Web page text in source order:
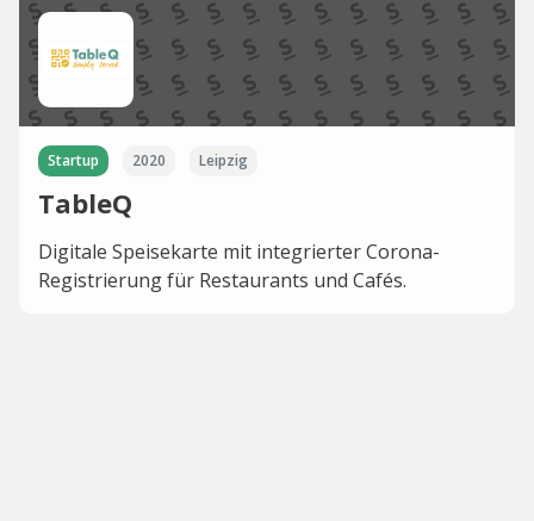
Startup 2020 Leipzig
TableQ
Digitale Speisekarte mit integrierter Corona-
Registrierung für Restaurants und Cafés.